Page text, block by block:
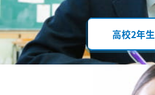
高校2年生